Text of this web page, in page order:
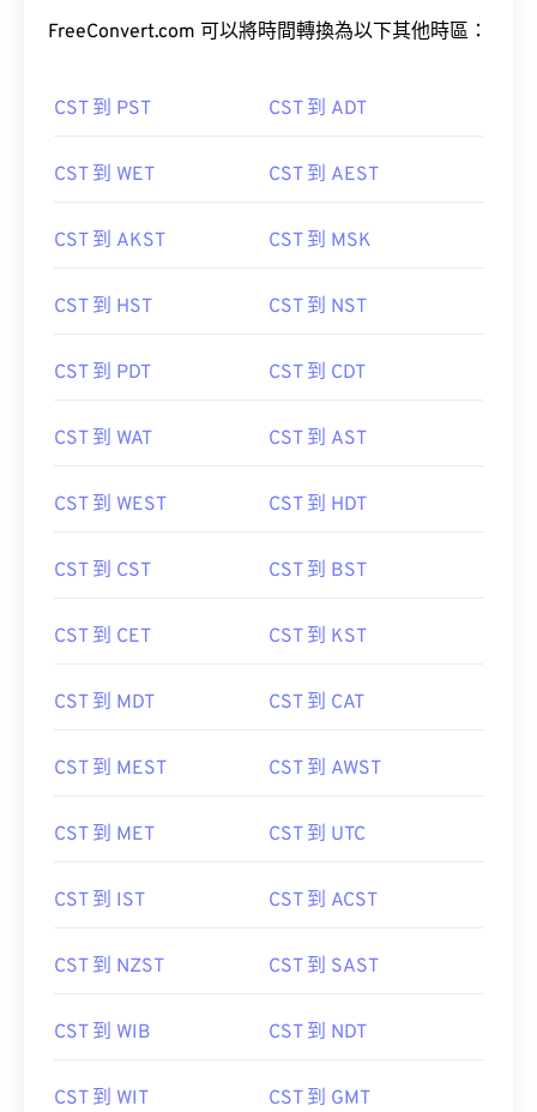
FreeConvert.com 可以將時間轉換為以下其他時區：
CST 到 PST CST 到 ADT
CST 到 WET CST 到 AEST
CST 到 AKST CST 到 MSK
CST 到 HST CST 到 NST
CST 到 PDT CST 到 CDT
CST 到 WAT CST 到 AST
CST 到 WEST CST 到 HDT
CST 到 CST CST 到 BST
CST 到 CET CST 到 KST
CST 到 MDT CST 到 CAT
CST 到 MEST CST 到 AWST
CST 到 MET CST 到 UTC
CST 到 IST CST 到 ACST
CST 到 NZST CST 到 SAST
CST 到 WIB CST 到 NDT
CST 到 WIT CST 到 GMT